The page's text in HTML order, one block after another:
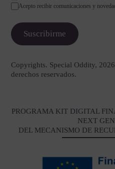
Acepto recibir comunicaciones y
Copyrights. Special Oddity,
derechos reservados.
PROGRAMA KIT DIGITAL
NEXT
DEL MECANISMO DE